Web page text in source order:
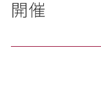
開催